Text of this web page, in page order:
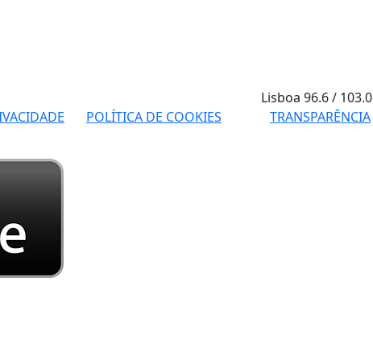
Lisboa96.6 / 103.0
POLÍTICA DE COOKIES TRANSPARÊNCIA